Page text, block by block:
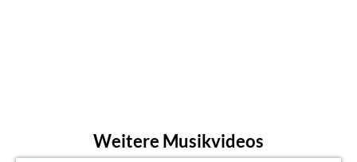
Weitere Musikvideos